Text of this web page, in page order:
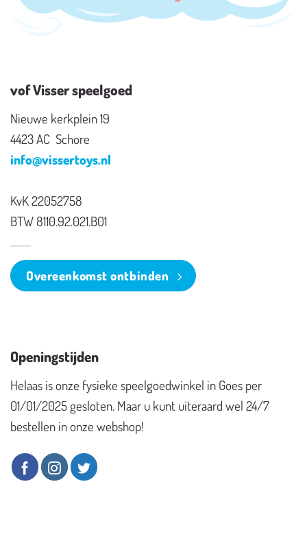
vof Visser speelgoed
Nieuwe kerkplein 19
4423 AC Schore
info@vissertoys.nl
KvK 22052758
BTW 8110.92.021.B01
Overeenkomst ontbinden
Openingstijden
Helaas is onze fysieke speelgoedwinkel in Goes per
01/01/2025 gesloten. Maar u kunt uiteraard wel 24/7
bestellen in onze webshop!